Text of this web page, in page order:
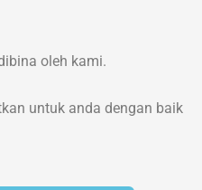
oleh kami.
untuk anda dengan baik